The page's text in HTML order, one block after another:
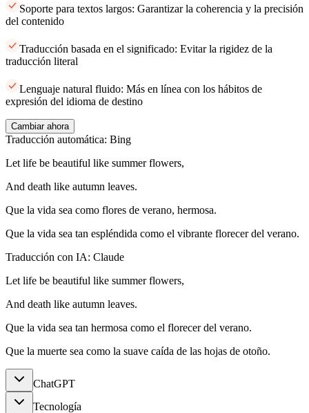
Soporte para textos largos: Garantizar la coherencia y la precisión
del contenido
Traducción basada en el significado: Evitar la rigidez de la
traducción literal
Lenguaje natural fluido: Más en línea con los hábitos de
expresión del idioma de destino
Cambiar ahora
Traducción automática: Bing
Let life be beautiful like summer flowers,
And death like autumn leaves.
Que la vida sea como flores de verano, hermosa.
Que la vida sea tan espléndida como el vibrante florecer del verano.
Traducción con IA: Claude
Let life be beautiful like summer flowers,
And death like autumn leaves.
Que la vida sea tan hermosa como el florecer del verano.
Que la muerte sea como la suave caída de las hojas de otoño.
ChatGPT
Tecnología